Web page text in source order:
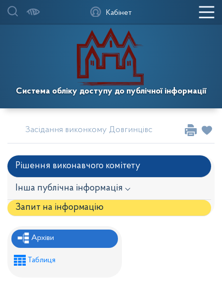
Система обліку доступу до публічної інформації
Кабінет
Засідання виконкому Довгинцівської районної в
Рішення виконавчого комітету
Інша публічна інформація ⌵
Запит на iнформацію
Рішення районної ради
Рішення виконавчого комітету
Розпорядження районного голови
Архіви
Таблиця